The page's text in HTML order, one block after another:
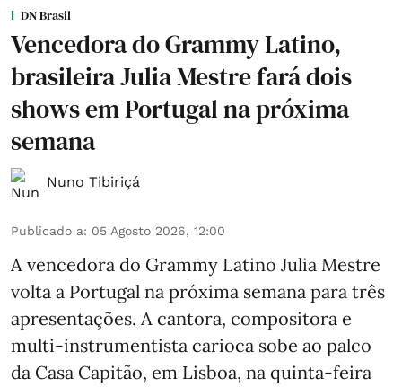
DN Brasil
Vencedora do Grammy Latino,
brasileira Julia Mestre fará dois
shows em Portugal na próxima
semana
Nuno Tibiriçá
Publicado a: 05 Agosto 2026, 12:00
A vencedora do Grammy Latino Julia Mestre
volta a Portugal na próxima semana para três
apresentações. A cantora, compositora e
multi-instrumentista carioca sobe ao palco
da Casa Capitão, em Lisboa, na quinta-feira